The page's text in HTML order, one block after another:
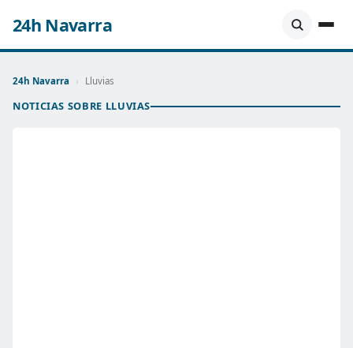
24h Navarra
24h Navarra › Lluvias
NOTICIAS SOBRE LLUVIAS